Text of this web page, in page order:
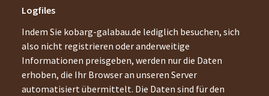
Logfiles
Indem Sie kobarg-galabau.de lediglich besuchen, sich
also nicht registrieren oder anderweitige
Informationen preisgeben, werden nur die Daten
erhoben, die Ihr Browser an unseren Server
automatisiert übermittelt. Die Daten sind für den